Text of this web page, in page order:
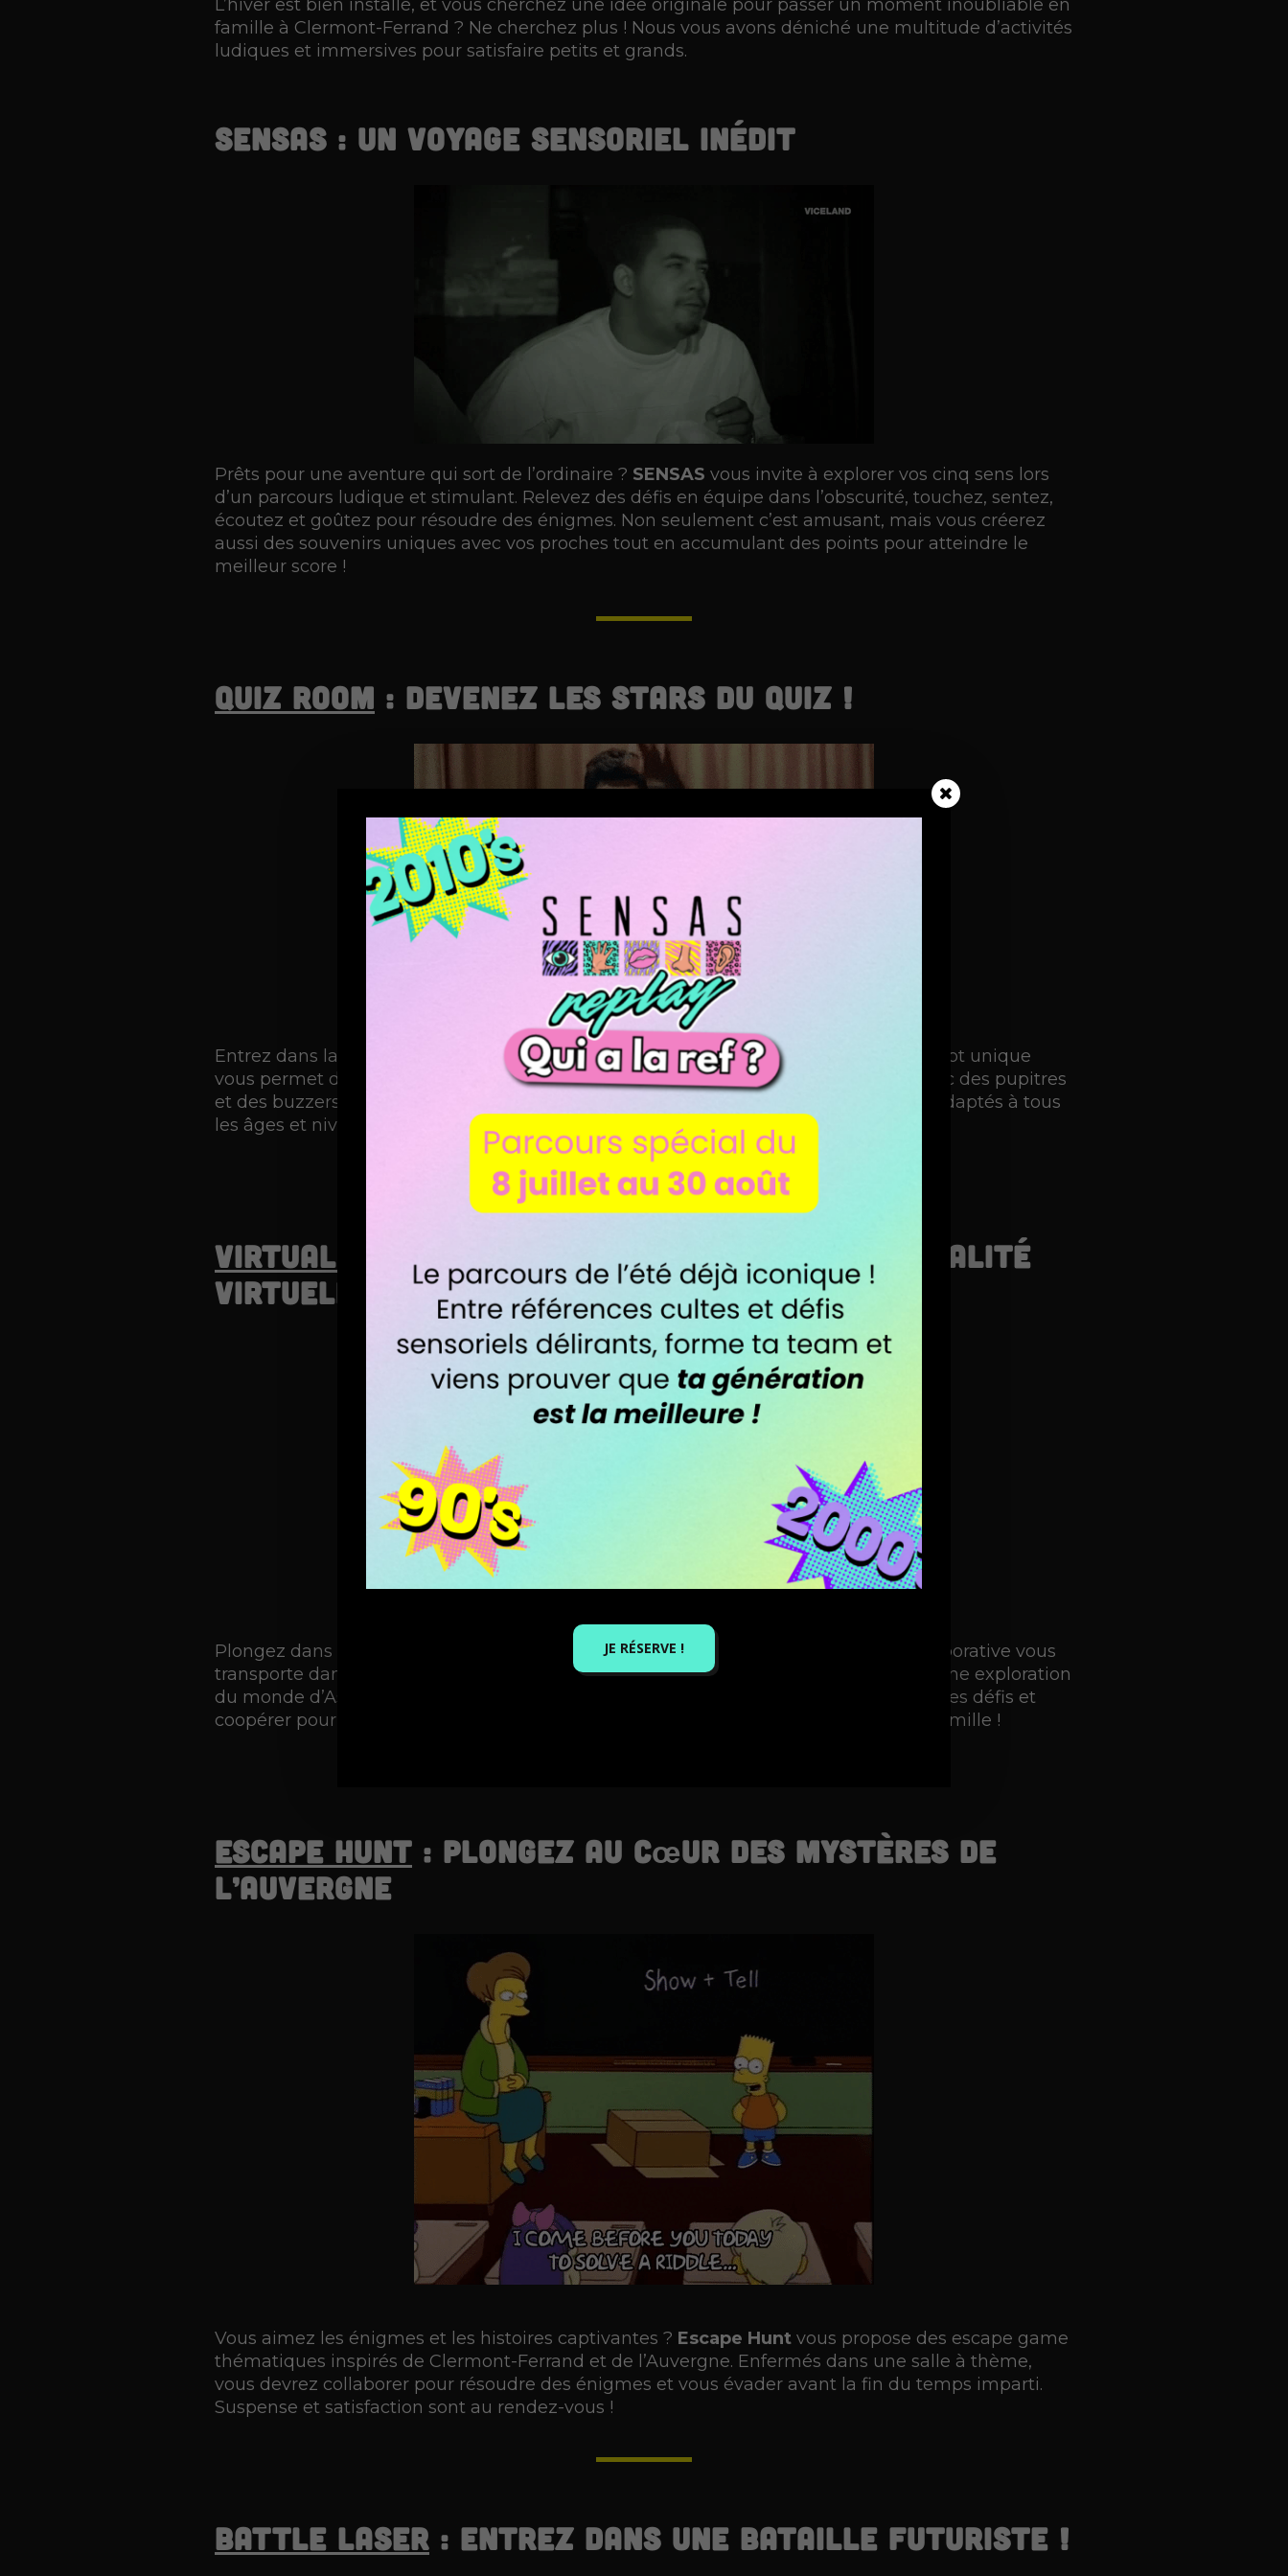
L’hiver est bien installé, et vous cherchez une idée originale pour passer un moment inoubliable en
famille à Clermont-Ferrand ? Ne cherchez plus ! Nous vous avons déniché une multitude d’activités
ludiques et immersives pour satisfaire petits et grands.
SENSAS : un voyage sensoriel inédit
Prêts pour une aventure qui sort de l’ordinaire ? SENSAS vous invite à explorer vos cinq sens lors
d’un parcours ludique et stimulant. Relevez des défis en équipe dans l’obscurité, touchez, sentez,
écoutez et goûtez pour résoudre des énigmes. Non seulement c’est amusant, mais vous créerez
aussi des souvenirs uniques avec vos proches tout en accumulant des points pour atteindre le
meilleur score !
Quiz Room : devenez les stars du quiz !
Entrez dans la peau des candidats d’un jeu télévisé avec notreQuiz Room
. Ce concept unique
vous permet de vous affronter en famille lors de quiz ou de blind tests interactifs avec des pupitres
et des buzzers, comme sur un plateau TV. Choisissez parmi une variété de thèmes adaptés à tous
les âges et niveaux de connaissance. Fous rires et compétition amicale garantis !
Virtual Room
: une aventure futuriste en réalité
virtuelle
Plongez dans des mondes virtuels fascinants avecVirtual Room
. Cette activité collaborative vous
transporte dans des missions à couper le souffle, comme un voyage dans le temps, une exploration
du monde d’Astérix, ou d’autres univers incroyables. En équipe, vous devrez relever des défis et
coopérer pour atteindre vos objectifs. Une expérience immersive qui ravira toute la famille !
Escape Hunt : plongez au cœur des mystères de
l’Auvergne
Vous aimez les énigmes et les histoires captivantes ? Escape Hunt vous propose des escape game
thématiques inspirés de Clermont-Ferrand et de l’Auvergne. Enfermés dans une salle à thème,
vous devrez collaborer pour résoudre des énigmes et vous évader avant la fin du temps imparti.
Suspense et satisfaction sont au rendez-vous !
Battle Laser : entrez dans une bataille futuriste !
JE RÉSERVE !